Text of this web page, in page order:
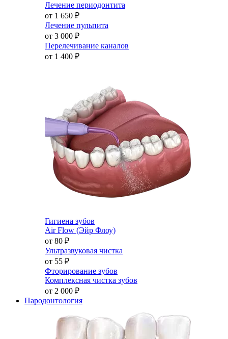
Лечение периодонтита
от 1 650 ₽
Лечение пульпита
от 3 000 ₽
Перелечивание каналов
от 1 400 ₽
Гигиена зубов
Air Flow (Эйр Флоу)
от 80 ₽
Ультразвуковая чистка
от 55 ₽
Фторирование зубов
Комплексная чистка зубов
от 2 000 ₽
Пародонтология